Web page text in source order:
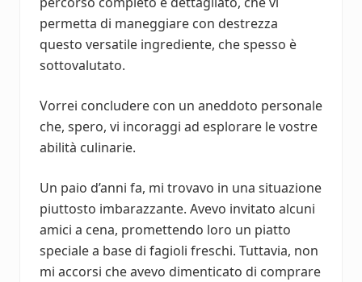
permetta di maneggiare con destrezza
questo versatile ingrediente, che spesso è
sottovalutato.
Vorrei concludere con un aneddoto personale
che, spero, vi incoraggi ad esplorare le vostre
abilità culinarie.
Un paio d’anni fa, mi trovavo in una situazione
piuttosto imbarazzante. Avevo invitato alcuni
amici a cena, promettendo loro un piatto
speciale a base di fagioli freschi. Tuttavia, non
mi accorsi che avevo dimenticato di comprare